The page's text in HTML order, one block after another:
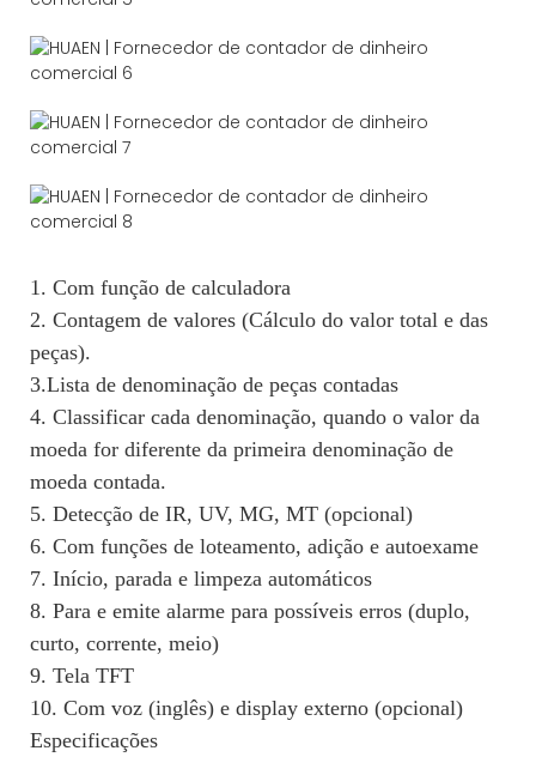
1. Com função de calculadora
2. Contagem de valores (Cálculo do valor total e das
peças).
3.Lista de denominação de peças contadas
4. Classificar cada denominação, quando o valor da
moeda for diferente da primeira denominação de
moeda contada.
5. Detecção de IR, UV, MG, MT (opcional)
6. Com funções de loteamento, adição e autoexame
7. Início, parada e limpeza automáticos
8. Para e emite alarme para possíveis erros (duplo,
curto, corrente, meio)
9. Tela TFT
10. Com voz (inglês) e display externo (opcional)
Especificações